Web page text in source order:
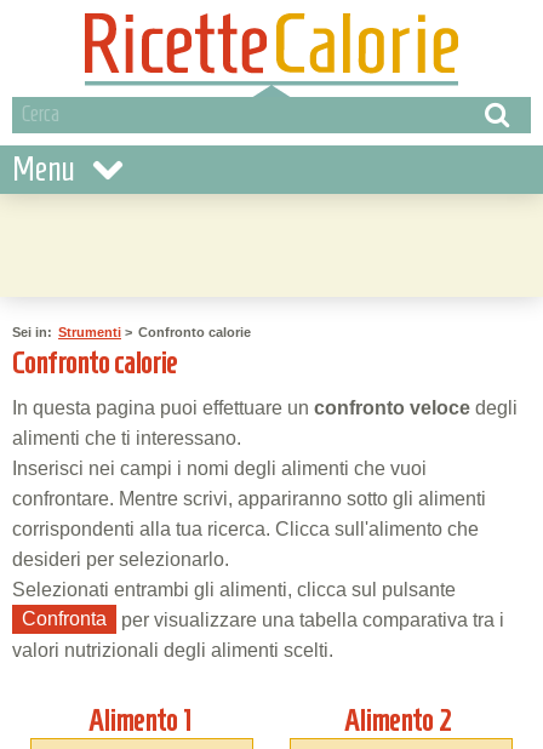
Menu
Sei in: Strumenti > Confronto calorie
Confronto calorie
In questa pagina puoi effettuare un confronto veloce degli
alimenti che ti interessano.
Inserisci nei campi i nomi degli alimenti che vuoi
confrontare. Mentre scrivi, appariranno sotto gli alimenti
corrispondenti alla tua ricerca. Clicca sull'alimento che
desideri per selezionarlo.
Selezionati entrambi gli alimenti, clicca sul pulsante
Confronta
per visualizzare una tabella comparativa tra i
valori nutrizionali degli alimenti scelti.
Alimento 1 Alimento 2